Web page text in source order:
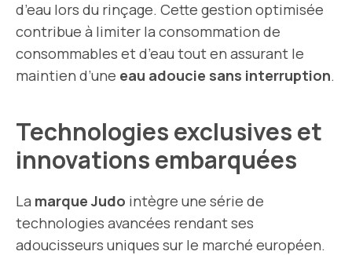
d’eau lors du rinçage. Cette gestion optimisée
contribue à limiter la consommation de
consommables et d’eau tout en assurant le
maintien d’une eau adoucie sans interruption.
Technologies exclusives et
innovations embarquées
La marque Judo intègre une série de
technologies avancées rendant ses
adoucisseurs uniques sur le marché européen.